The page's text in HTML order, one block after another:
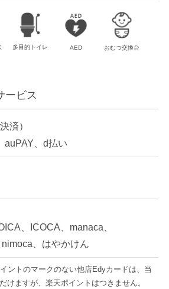
多目的トイレ AED おむつ交換台
ービス
済）
auPAY、d払い
、ICOCA、manaca、
、はやかけん
ントのマークのない他店Edyカードは、当
けますが、楽天ポイントはつきません。